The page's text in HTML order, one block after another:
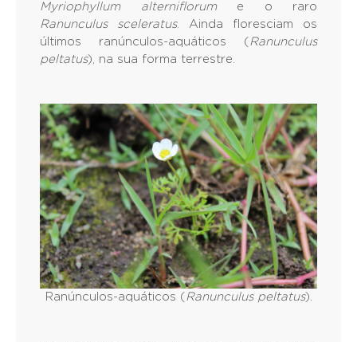
Myriophyllum alterniflorume o raro
Ranunculus sceleratus. Ainda floresciam os
últimos ranúnculos-aquáticos ( Ranunculus
peltatus), na sua forma terrestre.
Ranúnculos-aquáticos ( Ranunculus peltatus).